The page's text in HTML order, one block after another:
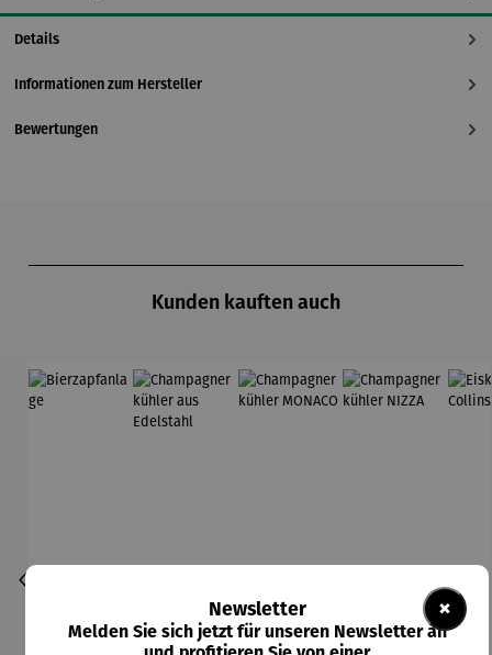
Details
Informationen zum Hersteller
Bewertungen
Kunden kauften auch
×
Newsletter
Melden Sie sich jetzt für unseren Newsletter an